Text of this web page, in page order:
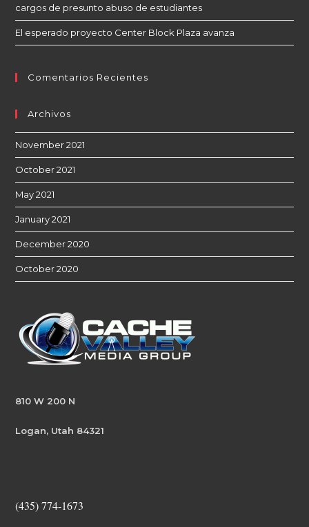
cargos de presunto abuso de estudiantes
El esperado proyecto Center Block Plaza avanza
Comentarios Recientes
Archivos
November 2021
October 2021
May 2021
January 2021
December 2020
October 2020
810 W 200 N
Logan, Utah 84321
(435) 774-1673